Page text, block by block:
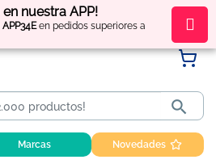
nuestra APP!
APP34Een pedidos superiores a
puntos por tus compras

Marcas Novedades